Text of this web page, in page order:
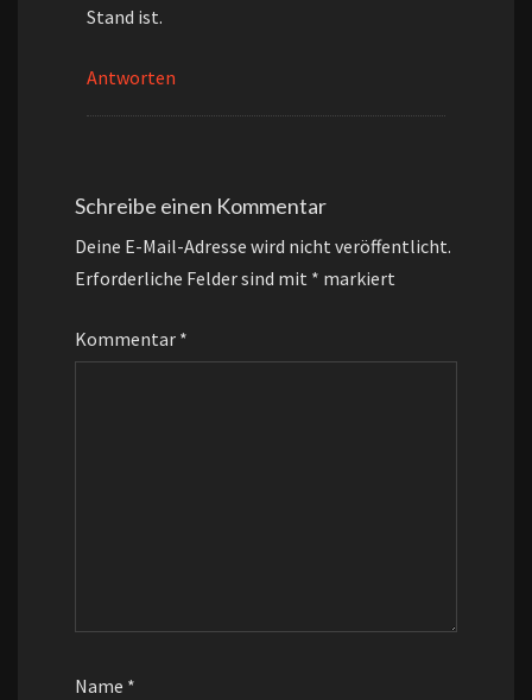
Stand ist.
Antworten
Schreibe einen Kommentar
Deine E-Mail-Adresse wird nicht veröffentlicht.
Erforderliche Felder sind mit * markiert
Kommentar *
Name *